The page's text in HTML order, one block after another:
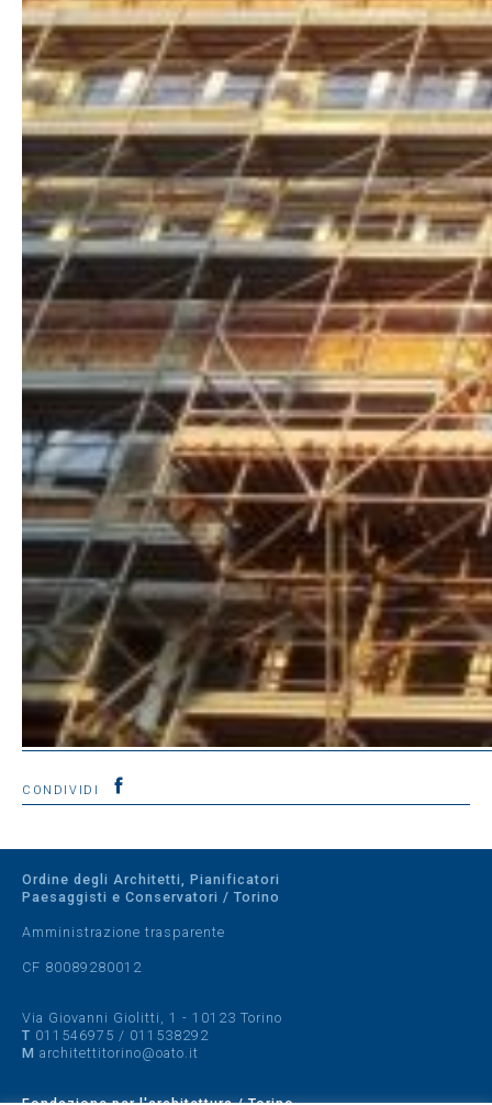
CONDIVIDI
Ordine degli Architetti, Pianificatori
Paesaggisti e Conservatori / Torino
Amministrazione trasparente
CF 80089280012
Via Giovanni Giolitti, 1 - 10123 Torino
T 011546975 / 011538292
M architettitorino@oato.it